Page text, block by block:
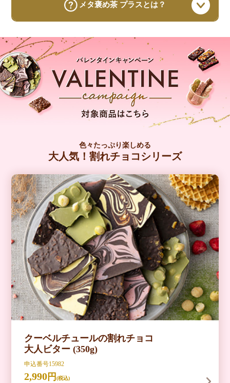
メタ褒め茶 プラスとは？
で食後の血糖値対策を！
4つの健康素材をブレンドした、黒豆の香ばしさで人気の
メタボメ茶に、食後血糖値ケアのサポート成分「サラシ
ア由来サラシノール」をプラスしました。
甘いチョコレートにも合うさっぱりした味わいです！チ
ョコの食べ過ぎにはご注意ください♪
商品の詳細はこちら
色々たっぷり楽しめる
大人気！割れチョコシリーズ
クーベルチュールの割れチョコ
大人ビター (350g)
申込番号15982
2,990円 (税込)